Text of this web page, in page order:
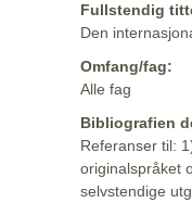
Fullstendig
Den
Omfang/fag:
Alle fag
Bibliografien
Referanser til:
originalspråket
selvstendige